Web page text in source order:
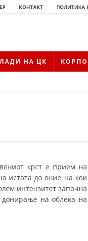
КОНТАКТ ПОЛИТИКА
НА ЦК
крст е прием на
истата до оние на кои
интензитет започна
донирање на облека на